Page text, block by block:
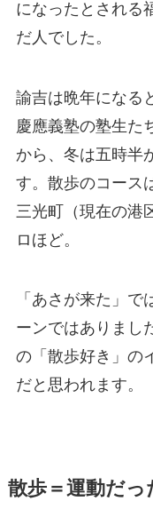
になったとされる
だ人でした。
諭吉は晩年になる
慶應義塾の塾生た
から、冬は五時半
す。散歩のコース
三光町（現在の港
ロほど。
「あさが来た」
ーンではありまし
の「散歩好き」の
だと思われます。
散歩＝運動だっ